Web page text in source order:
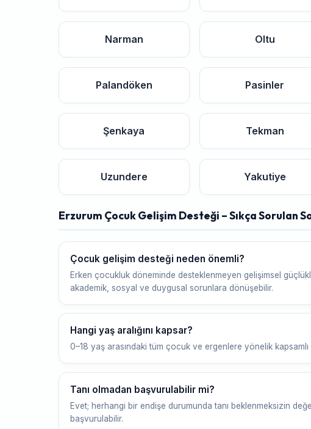
Narman Oltu
Palandöken Pasinler
Şenkaya Tekman
Uzundere Yakutiye
Erzurum Çocuk Gelişim Desteği – Sıkça Sorulan
Çocuk gelişim desteği neden önemli?
Erken çocukluk döneminde desteklenmeyen gelişimsel
akademik, sosyal ve duygusal sorunlara dönüşebilir.
Hangi yaş aralığını kapsar?
0–18 yaş arasındaki tüm çocuk ve ergenlere yönelik
Tanı olmadan başvurulabilir mi?
Evet; herhangi bir endişe durumunda tanı beklenmeksizin
başvurulabilir.